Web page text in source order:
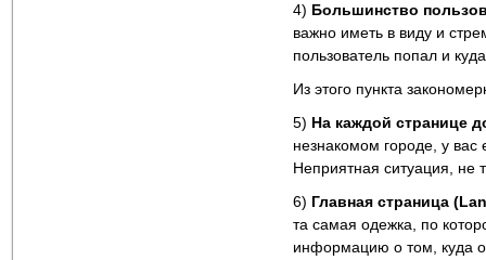
4) Большинство
важно иметь в виду и
пользователь попал и
Из этого пункта
5) На каждой странице
незнакомом городе, у вас
Неприятная ситуация, не
6) Главная страница
та самая одежка, по
информацию о том, куда